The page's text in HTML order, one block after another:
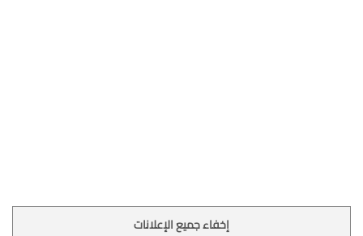
إخفاء جميع الإعلانات